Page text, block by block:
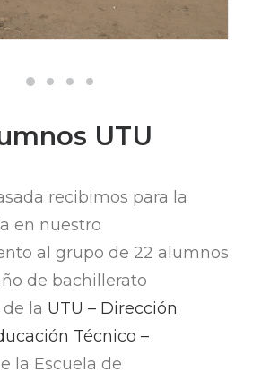
UTU
recibimos para la
en nuestro
al grupo de 22 alumnos
de bachillerato
la UTU – Dirección
Técnico –
la Escuela de